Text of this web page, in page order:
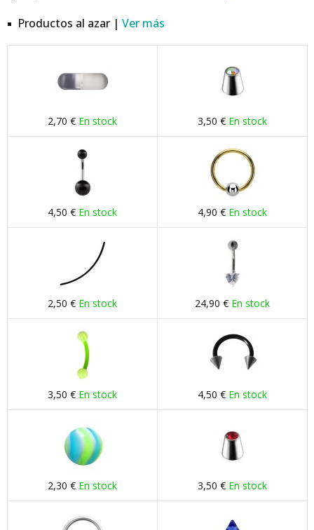
Productos al azar | Ver más
2,70 € En stock 3,50 € En stock
4,50 € En stock 4,90 € En stock
2,50 € En stock 24,90 € En stock
3,50 € En stock 4,50 € En stock
2,30 € En stock 3,50 € En stock